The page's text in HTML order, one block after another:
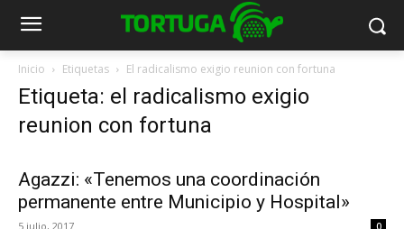
Inicio Etiquetas El radicalismo exigio reunion con fortuna
Etiqueta: el radicalismo exigio
reunion con fortuna
Agazzi: «Tenemos una coordinación
permanente entre Municipio y Hospital»
5 julio, 2017 0